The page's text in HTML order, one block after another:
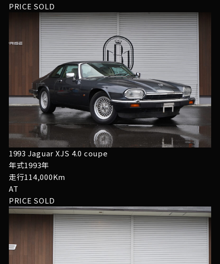
PRICE SOLD
1993 Jaguar XJS 4.0 coupe
年式1993年
走行114,000Km
AT
PRICE SOLD